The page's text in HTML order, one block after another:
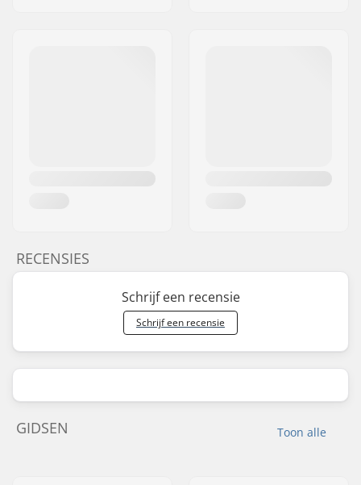
RECENSIES
Schrijf een recensie
Schrijf een recensie
Toon alle
GIDSEN